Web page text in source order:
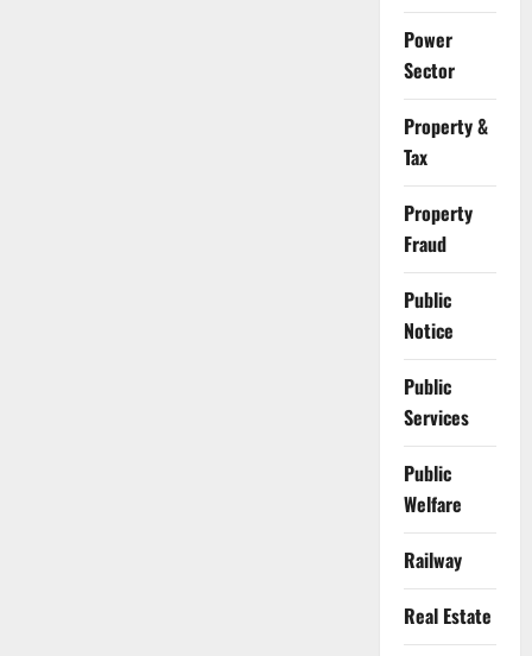
Power
Sector
Property &
Tax
Property
Fraud
Public
Notice
Public
Services
Public
Welfare
Railway
Real Estate